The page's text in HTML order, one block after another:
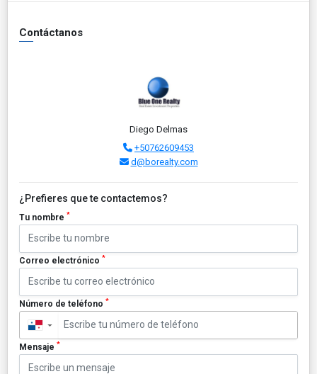
Contáctanos
Diego Delmas
+50762609453
d@borealty.com
¿Prefieres que te contactemos?
Tu nombre *
Correo electrónico *
Número de teléfono *
▼
Mensaje *